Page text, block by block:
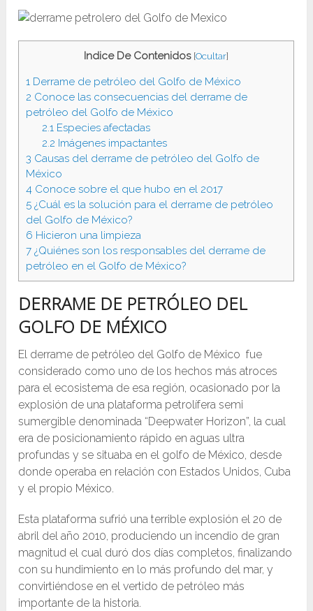
Indice De Contenidos [Ocultar]
1 Derrame de petróleo del Golfo de México
2 Conoce las consecuencias del derrame de
petróleo del Golfo de México
2.1Especies afectadas
2.2 Imágenes impactantes
3 Causas del derrame de petróleo del Golfo de
México
4 Conoce sobre el que hubo en el 2017
5 ¿Cuál es la solución para el derrame de petróleo
del Golfo de México?
6 Hicieron una limpieza
7 ¿Quiénes son los responsables del derrame de
petróleo en el Golfo de México?
DERRAME DE PETRÓLEO DEL
GOLFO DE MÉXICO
El derrame de petróleo del Golfo de México fue
considerado como uno de los hechos más atroces
para el ecosistema de esa región, ocasionado por la
explosión de una plataforma petrolífera semi
sumergible denominada “Deepwater Horizon”, la cual
era de posicionamiento rápido en aguas ultra
profundas y se situaba en el golfo de México, desde
donde operaba en relación con Estados Unidos, Cuba
y el propio México.
Esta plataforma sufrió una terrible explosión el 20 de
abril del año 2010, produciendo un incendio de gran
magnitud el cual duró dos días completos, finalizando
con su hundimiento en lo más profundo del mar, y
convirtiéndose en el vertido de petróleo más
importante de la historia.